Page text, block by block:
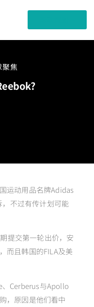
聚焦
运动用品名牌Adidas
不过有传计划可能
提交第一轮出价，安
而且韩国的FILA及美
、Cerberus与Apollo
，原因是他们看中